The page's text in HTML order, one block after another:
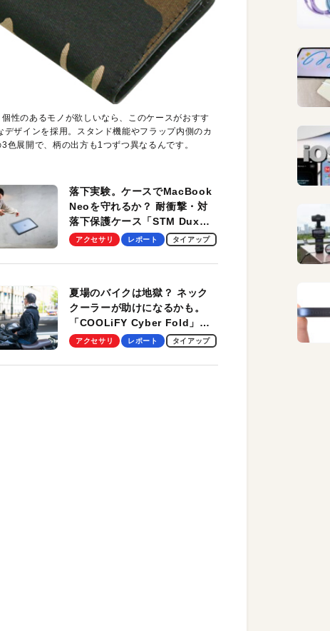
性のあるモノが欲しいなら、このケースがおすす
ザインを採用。スタンド機能やフラップ内側のカ
展開で、柄の出方も1つずつ異なるんです。
落下実験。ケースでMacBook
Neoを守れるか？ 耐衝撃・対
落下保護ケース「STM Dux
Ultra」を検証。学生、ビジネ
適！
アクセサリ レポート タイアップ
夏場のバイクは地獄？ ネック
クーラーが助けになるかも。
「COOLiFY Cyber Fold」レ
ビュー。冷却の速さ、密着する
性がグッド！
アクセサリ レポート タイアップ